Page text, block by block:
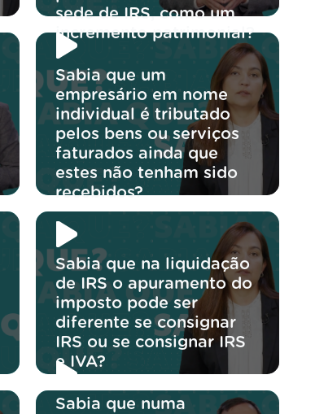
sede de IRS, como um
incremento patrimonial?
Sabia que um
empresário em nome
individual é tributado
pelos bens ou serviços
faturados ainda que
estes não tenham sido
recebidos?
Sabia que na liquidação
de IRS o apuramento do
imposto pode ser
diferente se consignar
IRS ou se consignar IRS
e IVA?
Sabia que numa